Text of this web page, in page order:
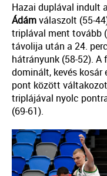
Hazai duplával indult
Ádámválaszolt (55-
triplával ment tovább
távolija után a 24.
hátrányunk (58-52).
dominált, kevés kosár
pont között
triplájával nyolc
(69-61).